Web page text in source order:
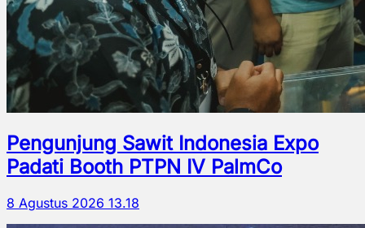
Pengunjung Sawit Indonesia Expo
Padati Booth PTPN IV PalmCo
8 Agustus 2026 13.18